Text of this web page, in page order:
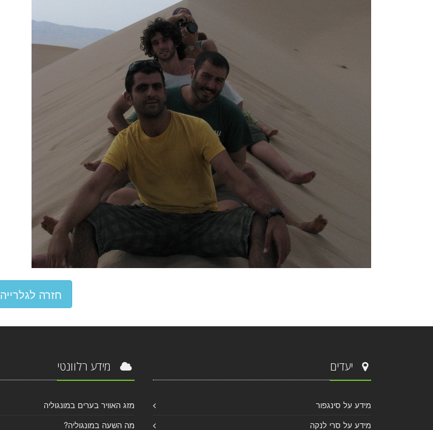
חזרה לגלרייה
יעדים
מידע על סינגפור
מידע על סרי לנקה
מידע רלוונטי
מזג האוויר בערים במונגוליה
מה השעה במונגוליה?